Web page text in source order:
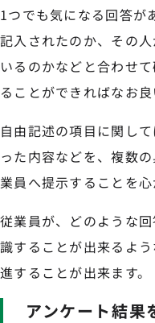
1つでも気になる回答が
記入されたのか、その
いるのかなどと合わせ
ることができればなお良
自由記述の項目に関し
った内容などを、複数
業員へ提示することを心
従業員が、どのような
識することが出来るよ
進することが出来ます。
アンケート結果